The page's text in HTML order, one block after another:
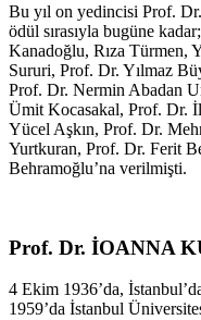
Bu yıl on yedincisi Prof.
ödül sırasıyla bugüne
Kanadoğlu, Rıza Türmen,
Sururi, Prof. Dr. Yılmaz
Prof. Dr. Nermin Abadan
Ümit Kocasakal, Prof. Dr.
Yücel Aşkın, Prof. Dr.
Yurtkuran, Prof. Dr. Ferit
Behramoğlu’na verilmişti.
Prof. Dr. İOANNA
4 Ekim 1936’da,
1959’da İstanbul